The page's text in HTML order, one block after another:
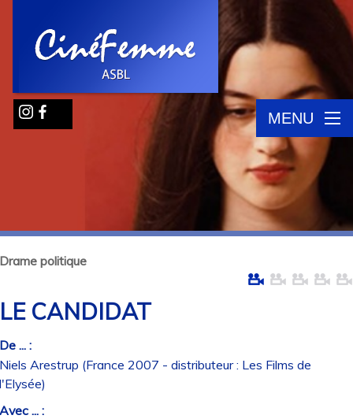
MENU
politique
CANDIDAT
... :
Arestrup (France 2007 - distributeur : Les Films de
... :